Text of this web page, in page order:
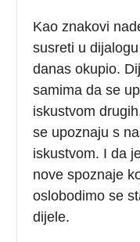
Kao znakovi
susreti u
danas okupio.
samima da se
iskustvom
se upoznaju s
iskustvom. I da
nove spoznaje
oslobodimo se
dijele.